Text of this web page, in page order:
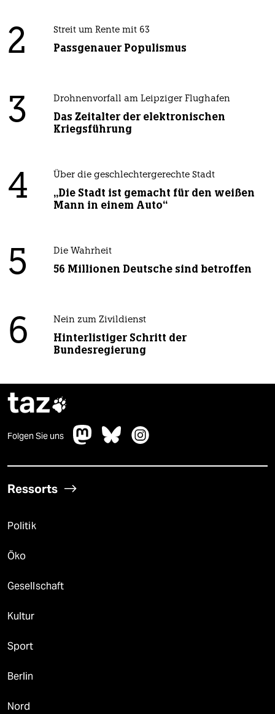
2 Streit um Rente mit 63
Passgenauer Populismus
3 Drohnenvorfall am Leipziger Flughafen
Das Zeitalter der elektronischen
Kriegsführung
4 Über die geschlechtergerechte Stadt
„Die Stadt ist gemacht für den weißen
Mann in einem Auto“
5 Die Wahrheit
56 Millionen Deutsche sind betroffen
6 Nein zum Zivildienst
Hinterlistiger Schritt der
Bundesregierung
taz
Folgen Sie uns
Ressorts
Politik
Öko
Gesellschaft
Kultur
Sport
Berlin
Nord